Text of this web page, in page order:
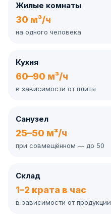
Жилые комнаты
30 м³/ч
на одного человека
Кухня
60–90 м³/ч
в зависимости от плиты
Санузел
25–50 м³/ч
при совмещённом — до 50
Склад
1–2 крата в час
в зависимости от продукции